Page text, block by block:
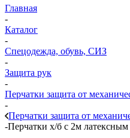
Главная
-
Каталог
-
Спецодежда, обувь, СИЗ
-
Защита рук
-
Перчатки защита от
-
Перчатки защита от
-Перчатки х/б с 2м